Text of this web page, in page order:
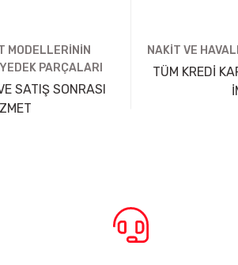
MODELLERİNİN
PARÇALARI
SATIŞ SONRASI
NAKİT VE
TÜM KREDİ